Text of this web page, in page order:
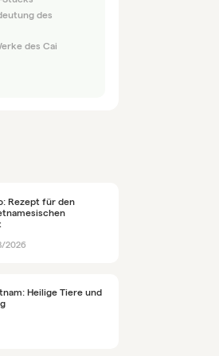
des
des Cai
Rezept für den
2026
Heilige Tiere und